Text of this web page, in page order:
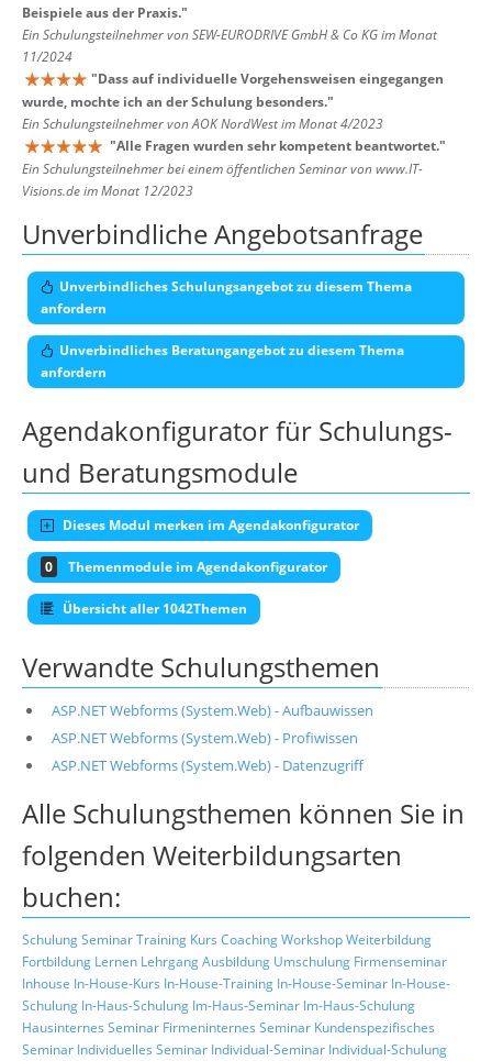
Beispiele aus der Praxis."
Ein Schulungsteilnehmer von SEW-EURODRIVE GmbH & Co KG im Monat
11/2024
"Dass auf individuelle Vorgehensweisen eingegangen
wurde, mochte ich an der Schulung besonders."
Ein Schulungsteilnehmer von AOK NordWest im Monat 4/2023
"Alle Fragen wurden sehr kompetent beantwortet."
Ein Schulungsteilnehmer bei einem öffentlichen Seminar von www.IT-
Visions.de im Monat 12/2023
Unverbindliche Angebotsanfrage
Unverbindliches Schulungsangebot zu diesem Thema
anfordern
Unverbindliches Beratungangebot zu diesem Thema
anfordern
Agendakonfigurator für Schulungs-
und Beratungsmodule
Dieses Modul merken im Agendakonfigurator
0 Themenmodule im Agendakonfigurator
Übersicht aller 1042Themen
Verwandte Schulungsthemen
ASP.NET Webforms (System.Web) - Aufbauwissen
ASP.NET Webforms (System.Web) - Profiwissen
ASP.NET Webforms (System.Web) - Datenzugriff
Alle Schulungsthemen können Sie in
folgenden Weiterbildungsarten
buchen:
SchulungSeminarTraining Kurs CoachingWorkshopWeiterbildung
Fortbildung Lernen LehrgangAusbildung Umschulung Firmenseminar
Inhouse In-House-Kurs In-House-Training In-House-Seminar In-House-
Schulung In-Haus-Schulung Im-Haus-Seminar Im-Haus-Schulung
Hausinternes Seminar Firmeninternes Seminar Kundenspezifisches
Seminar Individuelles Seminar Individual-Seminar Individual-Schulung